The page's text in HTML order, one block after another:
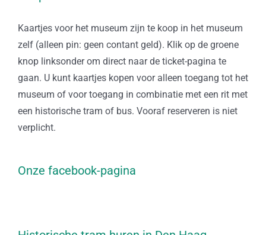
Kaartjes voor het museum zijn te koop in het museum
zelf (alleen pin: geen contant geld). Klik op de groene
knop linksonder om direct naar de ticket-pagina te
gaan. U kunt kaartjes kopen voor alleen toegang tot het
museum of voor toegang in combinatie met een rit met
een historische tram of bus. Vooraf reserveren is niet
verplicht.
Onze facebook-pagina